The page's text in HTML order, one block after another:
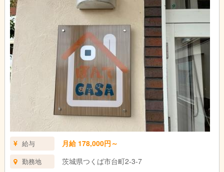
給与 月給 178,000円～
勤務地 茨城県つくば市台町2-3-7